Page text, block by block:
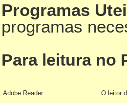
Programas
programas
Para leitura no
Adobe Reader
O leitor